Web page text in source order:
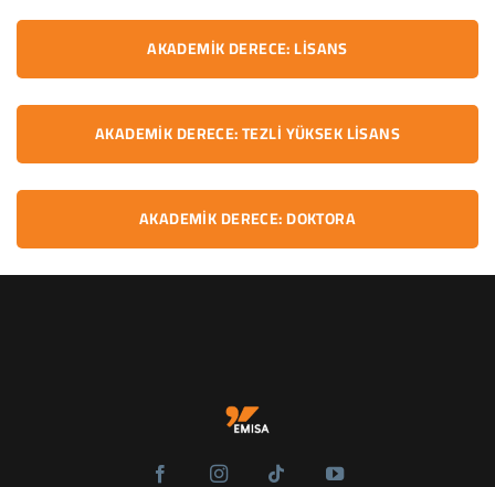
AKADEMIK DERECE: LISANS
AKADEMIK DERECE: TEZLI YÜKSEK LISANS
AKADEMIK DERECE: DOKTORA